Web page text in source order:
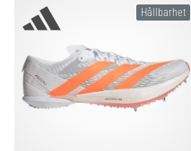
Hållbarhet